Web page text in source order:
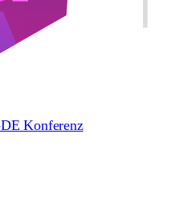
Konferenz